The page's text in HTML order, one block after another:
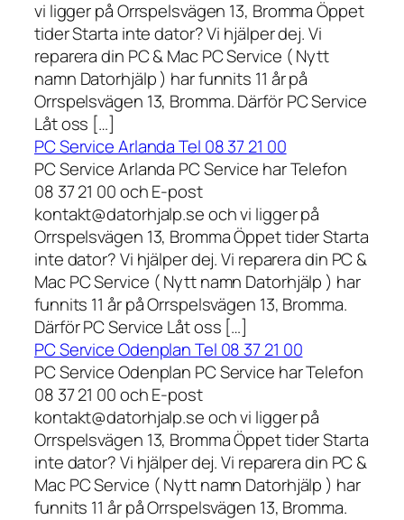
vi ligger på Orrspelsvägen 13, Bromma Öppet
tider Starta inte dator? Vi hjälper dej. Vi
reparera din PC & Mac PC Service ( Nytt
namn Datorhjälp ) har funnits 11 år på
Orrspelsvägen 13, Bromma. Därför PC Service
Låt oss […]
PC Service Arlanda Tel 08 37 21 00
PC Service Arlanda PC Service har Telefon
08 37 21 00 och E-post
kontakt@datorhjalp.se och vi ligger på
Orrspelsvägen 13, Bromma Öppet tider Starta
inte dator? Vi hjälper dej. Vi reparera din PC &
Mac PC Service ( Nytt namn Datorhjälp ) har
funnits 11 år på Orrspelsvägen 13, Bromma.
Därför PC Service Låt oss […]
PC Service Odenplan Tel 08 37 21 00
PC Service Odenplan PC Service har Telefon
08 37 21 00 och E-post
kontakt@datorhjalp.se och vi ligger på
Orrspelsvägen 13, Bromma Öppet tider Starta
inte dator? Vi hjälper dej. Vi reparera din PC &
Mac PC Service ( Nytt namn Datorhjälp ) har
funnits 11 år på Orrspelsvägen 13, Bromma.